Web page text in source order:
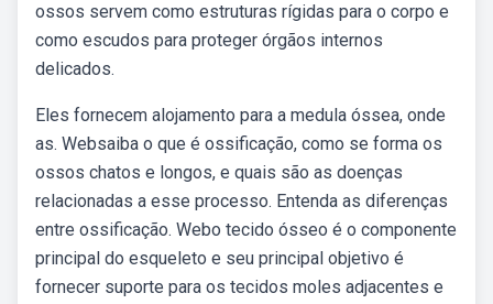
ossos servem como estruturas rígidas para o corpo e
como escudos para proteger órgãos internos
delicados.
Eles fornecem alojamento para a medula óssea, onde
as. Websaiba o que é ossificação, como se forma os
ossos chatos e longos, e quais são as doenças
relacionadas a esse processo. Entenda as diferenças
entre ossificação. Webo tecido ósseo é o componente
principal do esqueleto e seu principal objetivo é
fornecer suporte para os tecidos moles adjacentes e